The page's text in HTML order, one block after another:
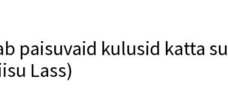
paisuvaid kulusid katta
Lass)